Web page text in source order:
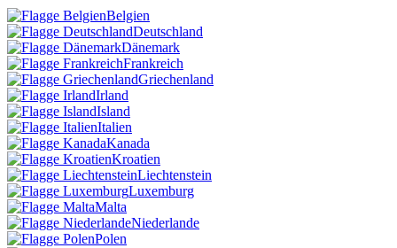
Belgien
Deutschland
Dänemark
Frankreich
Griechenland
Irland
Island
Italien
Kanada
Kroatien
Liechtenstein
Luxemburg
Malta
Niederlande
Polen